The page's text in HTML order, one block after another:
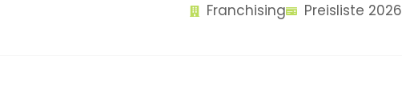
Franchising Preisliste 2026